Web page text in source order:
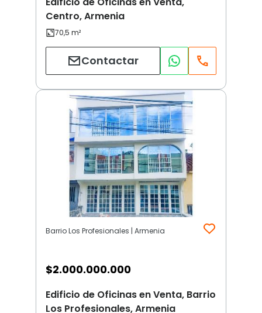
Centro, Armenia
Contactar
Barrio Los Profesionales | Armenia
$2.000.000.000
Edificio de Oficinas en Venta, Barrio
Los Profesionales, Armenia